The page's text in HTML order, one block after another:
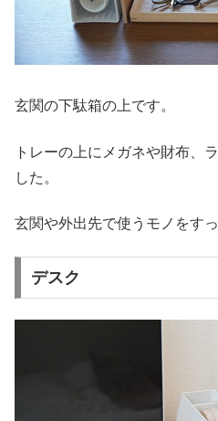
玄関の下駄箱の上です。
トレーの上にメガネや財布、
した。
玄関や外出先で使うモノをす
デスク